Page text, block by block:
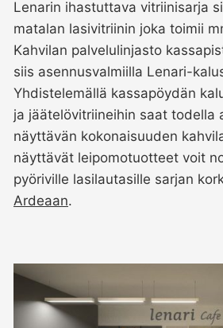
Lenarin ihastuttava vitriinisarja
matalan lasivitriinin joka toimii
Kahvilan palvelulinjasto
siis asennusvalmiilla Lenari-
Yhdistelemällä kassapöydän
ja jäätelövitriineihin saat todella
näyttävän kokonaisuuden
näyttävät leipomotuotteet voit
pyöriville lasilautasille sarjan
Ardeaan.